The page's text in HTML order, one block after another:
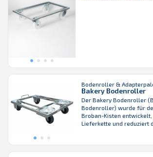
Bodenroller &
Bakery Bodenroller
Der Bakery Bodenroller
Bodenroller) wurde für
Broban-Kisten
Lieferkette und reduziert
Stapel ohne zusätzliches